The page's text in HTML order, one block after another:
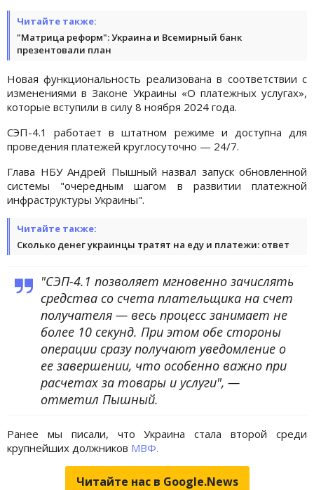
Читайте также:
"Матрица реформ": Украина и Всемирный банк
презентовали план
Новая функциональность реализована в соответствии с
изменениями в Законе Украины «О платежных услугах»,
которые вступили в силу 8 ноября 2024 года.
СЭП-4.1 работает в штатном режиме и доступна для
проведения платежей круглосуточно — 24/7.
Глава НБУ Андрей Пышный назвал запуск обновленной
системы "очередным шагом в развитии платежной
инфраструктуры Украины".
Читайте также:
Сколько денег украинцы тратят на еду и платежи: ответ
"СЭП-4.1 позволяет мгновенно зачислять
средства со счета плательщика на счет
получателя — весь процесс занимает не
более 10 секунд. При этом обе стороны
операции сразу получают уведомление о
ее завершении, что особенно важно при
расчетах за товары и услуги", —
отметил Пышный.
Ранее мы писали, что Украина стала второй среди
крупнейших должников МВФ.
Читайте нас в Google.News